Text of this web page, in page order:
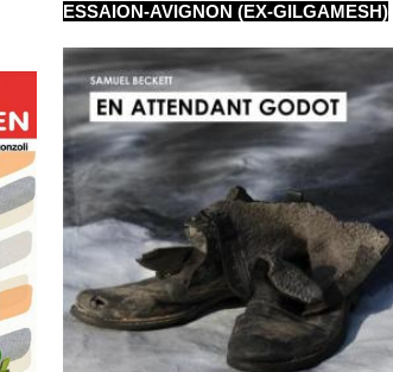
ESSAION-AVIGNON (EX-GILGAMESH)